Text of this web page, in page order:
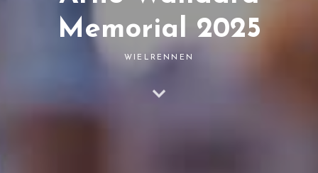
Memorial 2025
WIELRENNEN